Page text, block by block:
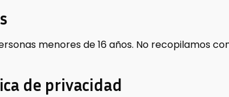
menores de 16 años. No recopilamos
de privacidad